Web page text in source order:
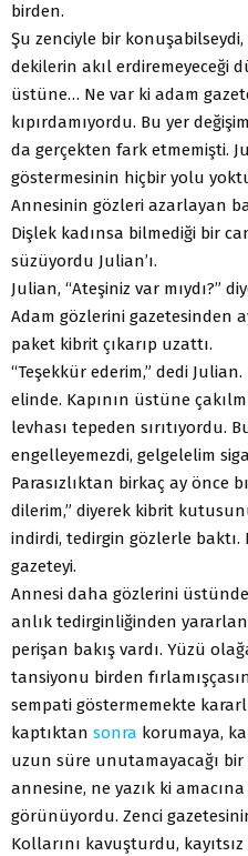
birden.
Şu zenciyle bir
dekilerin akıl erdiremeyeceği
üstüne… Ne var ki adam
kıpırdamıyordu. Bu yer
da gerçekten fark etmemişti.
göstermesinin hiçbir yolu
Annesinin gözleri azarlayan
Dişlek kadınsa bilmediği bir
süzüyordu Julian’ı.
Julian, “Ateşiniz var mıydı?”
Adam gözlerini gazetesinden
paket kibrit çıkarıp uzattı.
“Teşekkür ederim,” dedi
elinde. Kapının üstüne
levhası tepeden sırıtıyordu.
engelleyemezdi, gelgelelim
Parasızlıktan birkaç ay önce
dilerim,” diyerek kibrit
indirdi, tedirgin gözlerle
gazeteyi.
Annesi daha gözlerini
anlık tedirginliğinden
perişan bakış vardı. Yüzü
tansiyonu birden
sempati göstermemekte
kaptıktan sonra korumaya,
uzun süre unutamayacağı
annesine, ne yazık ki
görünüyordu. Zenci
Kollarını kavuşturdu,